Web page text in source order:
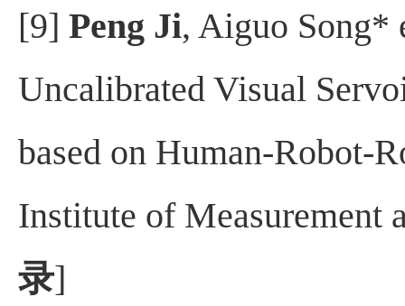
[9] Peng Ji, Aiguo Song*
Uncalibrated Visual
based on Human-Robot-
Institute of Measurement
录]